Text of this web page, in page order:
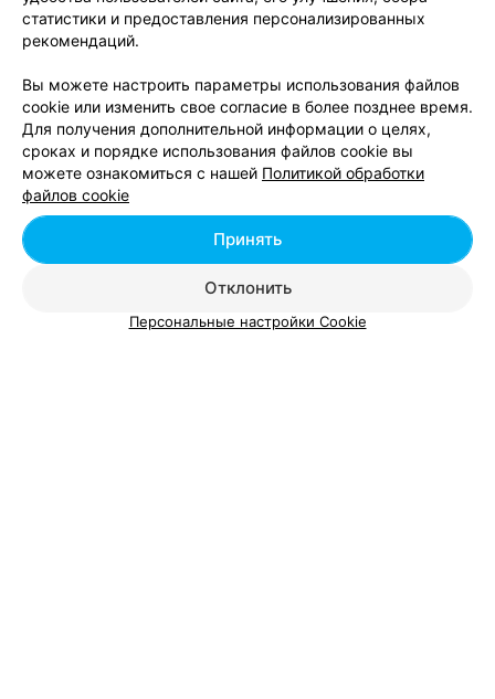
Ламинирование бровей возле метро Немига в
Минске
Добавить компанию
Добавить специалиста
статистики и предоставления персонализированных
рекомендаций.
Вы можете настроить параметры использования файлов
cookie или изменить свое согласие в более позднее время.
Для получения дополнительной информации о целях,
сроках и порядке использования файлов cookie вы
можете ознакомиться с нашей Политикой обработки
файлов cookie
Отклонить
Принять
Персональные настройки Cookie